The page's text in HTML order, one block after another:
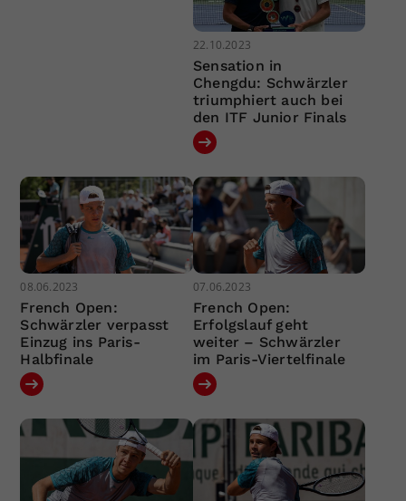
22.10.2023
Sensation in
Chengdu: Schwärzler
triumphiert auch bei
den ITF Junior Finals
08.06.2023
French Open:
Schwärzler verpasst
Einzug ins Paris-
Halbfinale
07.06.2023
French Open:
Erfolgslauf geht
weiter – Schwärzler
im Paris-Viertelfinale